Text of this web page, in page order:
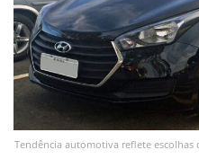
Tendência automotiva reflete